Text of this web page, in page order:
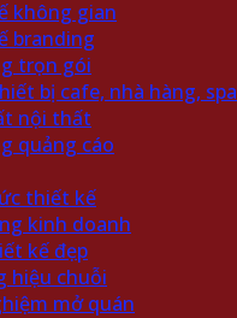
không gian
branding
trọn gói
bị cafe, nhà hàng, spa
nội thất
quảng cáo
thiết kế
kinh doanh
kế đẹp
hiệu chuỗi
mở quán